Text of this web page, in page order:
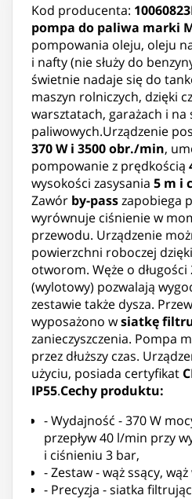
Kod producenta: 10060823
pompa do paliwa marki
pompowania oleju, oleju
i nafty (nie służy do
świetnie nadaje się do
maszyn rolniczych, dzięki
warsztatach, garażach i na
paliwowych.Urządzenie
370 W i 3500 obr./min,
pompowanie z prędkością
wysokości zasysania 5 m i
Zawór by-passzapobiega
wyrównuje ciśnienie w
przewodu. Urządzenie
powierzchni roboczej
otworom. Węże o długości
(wylotowy) pozwalają
zestawie także dysza.
wyposażono wsiatkę
zanieczyszczenia. Pompa
przez dłuższy czas.
użyciu, posiada certyfikat
IP55.Cechy produktu:
- Wydajność - 370 W
przepływ 40 l/min przy
i ciśnieniu 3 bar,
- Zestaw - wąż ssący,
- Precyzja - siatka